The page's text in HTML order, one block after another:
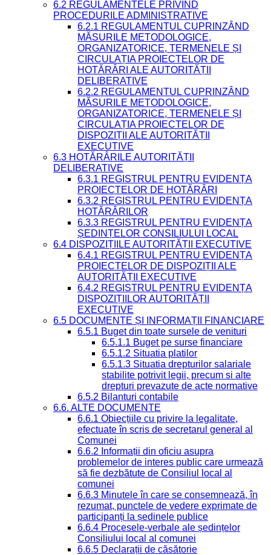
6.2 REGULAMENTELE PRIVIND
PROCEDURILE ADMINISTRATIVE
6.2.1 REGULAMENTUL CUPRINZÂND
MĂSURILE METODOLOGICE,
ORGANIZATORICE, TERMENELE ȘI
CIRCULAȚIA PROIECTELOR DE
HOTĂRÂRI ALE AUTORITĂȚII
DELIBERATIVE
6.2.2 REGULAMENTUL CUPRINZÂND
MĂSURILE METODOLOGICE,
ORGANIZATORICE, TERMENELE ȘI
CIRCULAȚIA PROIECTELOR DE
DISPOZIȚII ALE AUTORITĂȚII
EXECUTIVE
6.3 HOTĂRÂRILE AUTORITĂȚII
DELIBERATIVE
6.3.1 REGISTRUL PENTRU EVIDENȚA
PROIECTELOR DE HOTĂRÂRI
6.3.2 REGISTRUL PENTRU EVIDENȚA
HOTĂRÂRILOR
6.3.3 REGISTRUL PENTRU EVIDENȚA
ȘEDINȚELOR CONSILIULUI LOCAL
6.4 DISPOZIȚIILE AUTORITĂȚII EXECUTIVE
6.4.1 REGISTRUL PENTRU EVIDENȚA
PROIECTELOR DE DISPOZIȚII ALE
AUTORITĂȚII EXECUTIVE
6.4.2 REGISTRUL PENTRU EVIDENȚA
DISPOZIȚIILOR AUTORITĂȚII
EXECUTIVE
6.5 DOCUMENTE ȘI INFORMAȚII FINANCIARE
6.5.1 Buget din toate sursele de venituri
6.5.1.1 Buget pe surse financiare
6.5.1.2 Situatia platilor
6.5.1.3 Situatia drepturilor salariale
stabilite potrivit legii, precum si alte
drepturi prevazute de acte normative
6.5.2 Bilanturi contabile
6.6. ALTE DOCUMENTE
6.6.1 Obiecțiile cu privire la legalitate,
efectuate în scris de secretarul general al
Comunei
6.6.2 Informații din oficiu asupra
problemelor de interes public care urmează
să fie dezbătute de Consiliul local al
comunei
6.6.3 Minutele în care se consemnează, în
rezumat, punctele de vedere exprimate de
participanți la ședinele publice
6.6.4 Procesele-verbale ale ședințelor
Consiliului local al comunei
6.6.5 Declarații de căsătorie